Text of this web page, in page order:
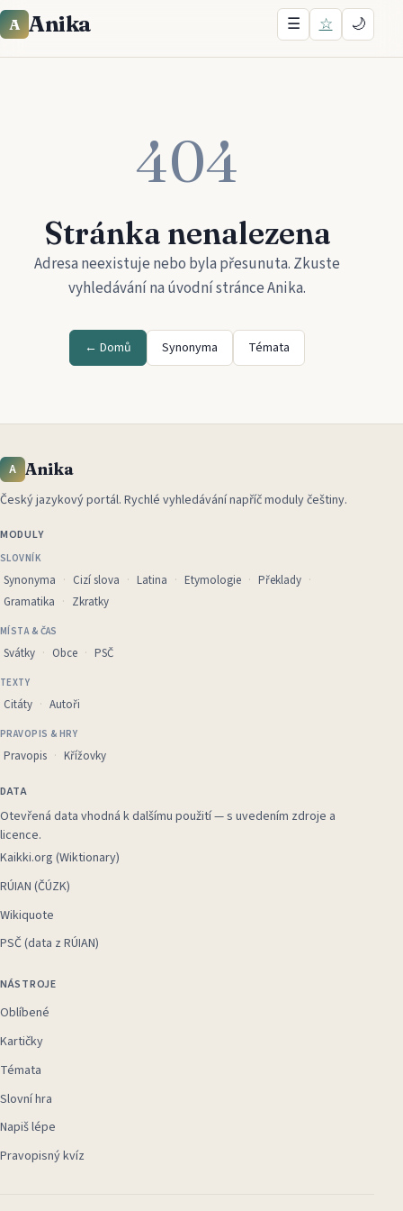
A Anika ☰ ☆ 🌙
404
Stránka nenalezena
Adresa neexistuje nebo byla přesunuta. Zkuste
vyhledávání na úvodní stránceAnika.
← Domů Synonyma Témata
A Anika
Český jazykový portál. Rychlé vyhledávání napříč moduly češtiny.
MODULY
SLOVNÍK
Synonyma Cizí slova Latina Etymologie
Překlady
Gramatika
Zkratky
MÍSTA & ČAS
Svátky Obce PSČ
TEXTY
Citáty Autoři
PRAVOPIS & HRY
Pravopis Křížovky
DATA
Otevřená data vhodná k dalšímu použití — s uvedením zdroje a
licence.
Kaikki.org (Wiktionary)
RÚIAN (ČÚZK)
Wikiquote
PSČ (data z RÚIAN)
NÁSTROJE
Oblíbené
Kartičky
Témata
Slovní hra
Napiš lépe
Pravopisný kvíz